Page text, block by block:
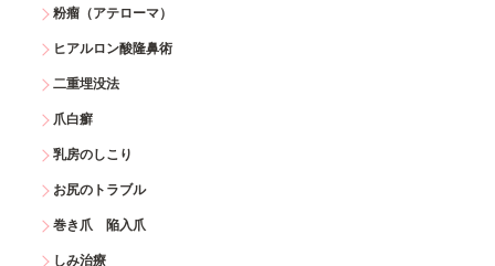
粉瘤（アテローマ）
ヒアルロン酸隆鼻術
二重埋没法
爪白癬
乳房のしこり
お尻のトラブル
巻き爪 陥入爪
しみ治療